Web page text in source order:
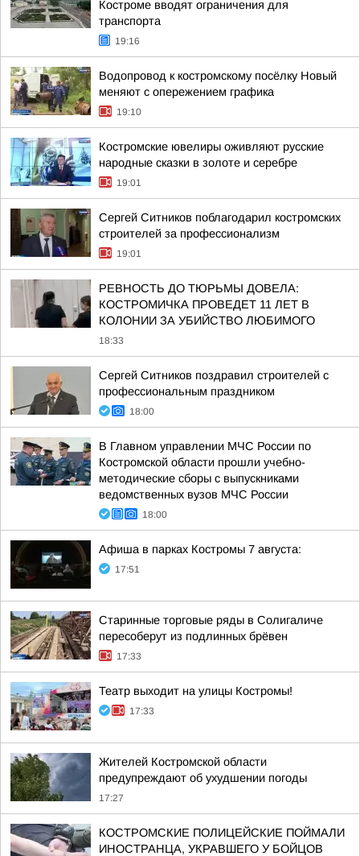
Костроме вводят ограничения для
транспорта
19:16
Водопровод к костромскому посёлку Новый
меняют с опережением графика
19:10
Костромские ювелиры оживляют русские
народные сказки в золоте и серебре
19:01
Сергей Ситников поблагодарил костромских
строителей за профессионализм
19:01
РЕВНОСТЬ ДО ТЮРЬМЫ ДОВЕЛА:
КОСТРОМИЧКА ПРОВЕДЕТ 11 ЛЕТ В
КОЛОНИИ ЗА УБИЙСТВО ЛЮБИМОГО
18:33
Сергей Ситников поздравил строителей с
профессиональным праздником
18:00
В Главном управлении МЧС России по
Костромской области прошли учебно-
методические сборы с выпускниками
ведомственных вузов МЧС России
18:00
Афиша в парках Костромы 7 августа:
17:51
Старинные торговые ряды в Солигаличе
пересоберут из подлинных брёвен
17:33
Театр выходит на улицы Костромы!
17:33
Жителей Костромской области
предупреждают об ухудшении погоды
17:27
КОСТРОМСКИЕ ПОЛИЦЕЙСКИЕ ПОЙМАЛИ
ИНОСТРАНЦА, УКРАВШЕГО У БОЙЦОВ